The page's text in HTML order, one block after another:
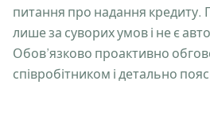
питання про надання кредиту.
лише за суворих умов і не є
Обов’язково проактивно
співробітником і детально